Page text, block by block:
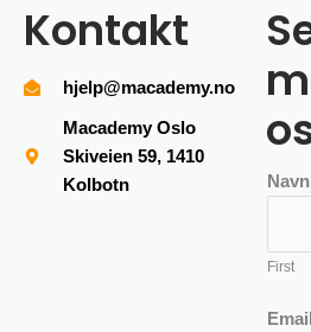
Kontakt
hjelp@macademy.no
Macademy Oslo
Skiveien 59, 1410
Kolbotn
Navn
First
Email